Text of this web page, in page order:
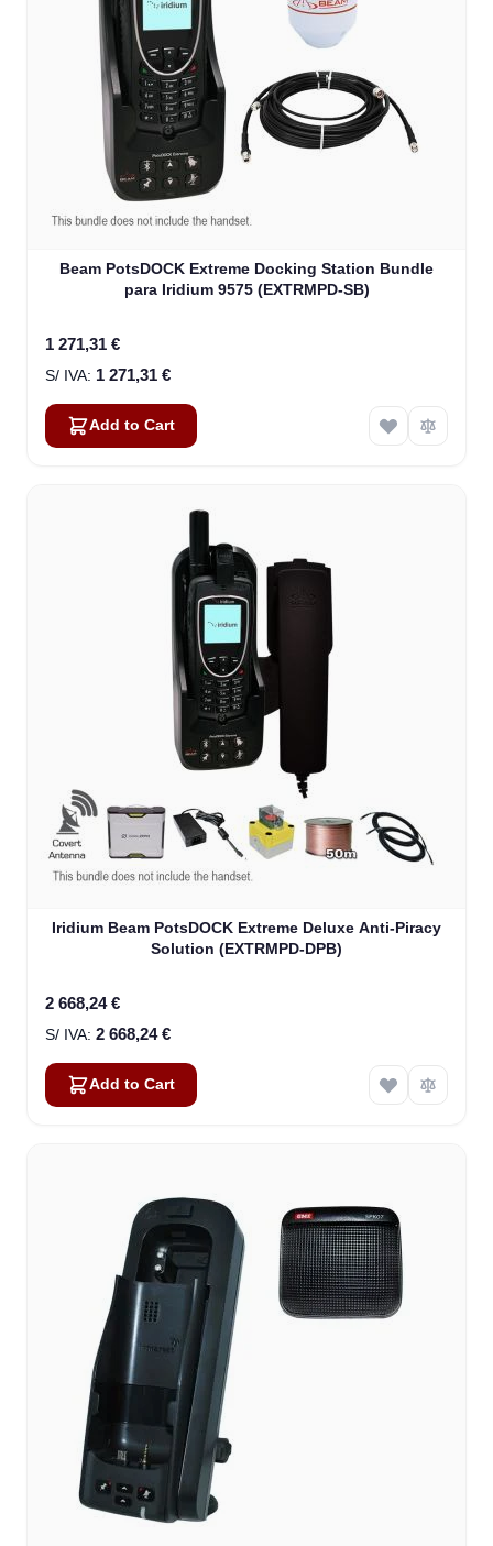
Beam PotsDOCK Extreme Docking Station Bundle
para Iridium 9575 (EXTRMPD-SB)
1 271,31 €
1 271,31 €
Add to Cart
Iridium Beam PotsDOCK Extreme Deluxe Anti-Piracy
Solution (EXTRMPD-DPB)
2 668,24 €
2 668,24 €
Add to Cart